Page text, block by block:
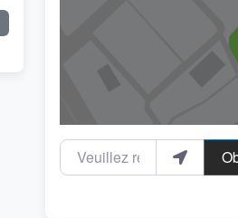
Veuillez renseigner votre